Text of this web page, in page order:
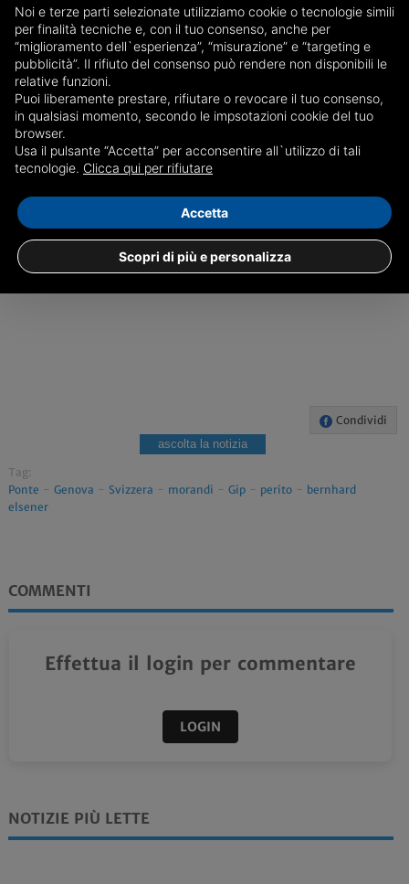
monconi.
c.s.
GENOVA
Condividi
ascolta la notizia
Tag:
Ponte - Genova - Svizzera - morandi - Gip- perito- bernhard
elsener
COMMENTI
Effettua il login per commentare
LOGIN
NOTIZIE PIÙ LETTE
Noi e terze parti selezionate utilizziamo cookie o tecnologie simili
per finalità tecniche e, con il tuo consenso, anche per
“miglioramento dell`esperienza”, “misurazione” e “targeting e
pubblicità”. Il rifiuto del consenso può rendere non disponibili le
relative funzioni.
Puoi liberamente prestare, rifiutare o revocare il tuo consenso,
in qualsiasi momento, secondo le impsotazioni cookie del tuo
browser.
Usa il pulsante “Accetta” per acconsentire all`utilizzo di tali
tecnologie. Clicca qui per rifiutare
Scopri di più e personalizza
Accetta